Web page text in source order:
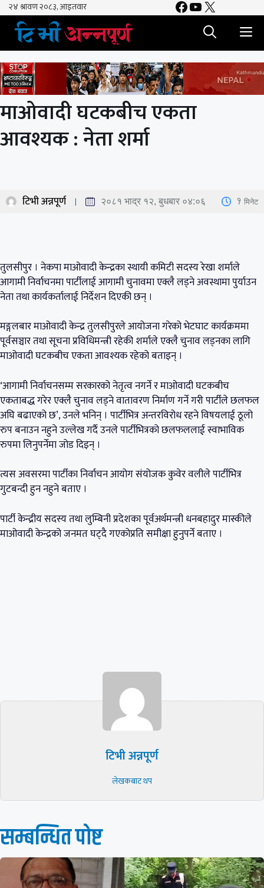
Skip
content
Facebook
YouTube
X
माओवादी घटकबीच एकता
आवश्यक : नेता शर्मा
टिभी अन्नपूर्ण २०८१ भाद्र १२, बुधबार ०४:०६ 1 मिनेट
तुलसीपुर । नेकपा माओवादी केन्द्रका स्थायी कमिटी सदस्य रेखा शर्माले
आगामी निर्वाचनमा पार्टीलाई आगामी चुनावमा एक्लै लड्ने अवस्थामा पुर्याउन
नेता तथा कार्यकर्तालाई निर्देशन दिएकी छन् ।
मङ्गलबार माओवादी केन्द्र तुलसीपुरले आयोजना गरेको भेटघाट कार्यक्रममा
पूर्वसञ्चार तथा सूचना प्रविधिमन्त्री रहेकी शर्माले एक्लै चुनाव लड्नका लागि
माओवादी घटकबीच एकता आवश्यक रहेको बताइन् ।
‘आगामी निर्वाचनसम्म सरकारको नेतृत्व नगर्ने र माओवादी घटकबीच
एकताबद्ध गरेर एक्लै चुनाव लड्ने वातावरण निर्माण गर्ने गरी पार्टीले छलफल
अघि बढाएको छ’, उनले भनिन् । पार्टीभित्र अन्तरविरोध रहने विषयलाई ठूलो
रुप बनाउन नहुने उल्लेख गर्दै उनले पार्टीभित्रको छलफललाई स्वाभाविक
रुपमा लिनुपर्नेमा जोड दिइन् ।
त्यस अवसरमा पार्टीका निर्वाचन आयोग संयोजक कुवेर वलीले पार्टीभित्र
गुटबन्दी हुन नहुने बताए ।
पार्टी केन्द्रीय सदस्य तथा लुम्बिनी प्रदेशका पूर्वअर्थमन्त्री धनबहादुर मास्कीले
माओवादी केन्द्रको जनमत घट्दै गएकोप्रति समीक्षा हुनुपर्ने बताए ।
टिभी अन्नपूर्ण
लेखकबाट थप
सम्बन्धित पाेष्ट